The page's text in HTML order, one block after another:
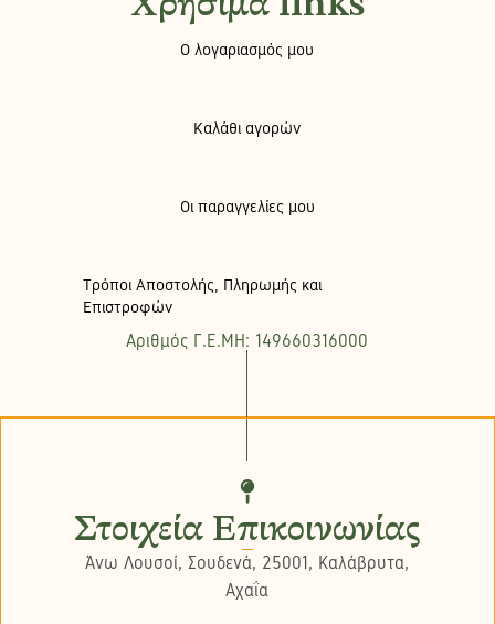
Ο λογαριασμός μου
Καλάθι αγορών
Οι παραγγελίες μου
Τρόποι Αποστολής, Πληρωμής και
Επιστροφών
Αριθμός Γ.Ε.ΜΗ: 149660316000
Στοιχεία Επικοινωνίας
Άνω Λουσοί, Σουδενά, 25001, Καλάβρυτα,
Αχαΐα